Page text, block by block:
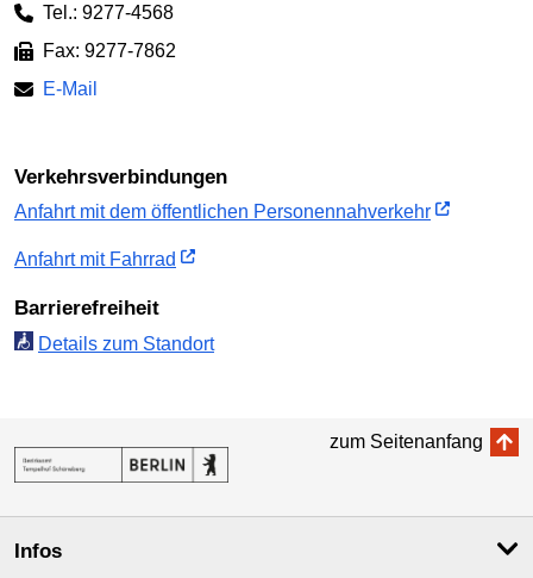
Tel.: 9277-4568
Fax: 9277-7862
E-Mail
Verkehrs­verbindungen
Anfahrt mit dem öffent­lichen Personen­nah­verkehr
Anfahrt mit Fahrrad
Barriere­freiheit
Details zum Standort
zum Seitenanfang
Infos